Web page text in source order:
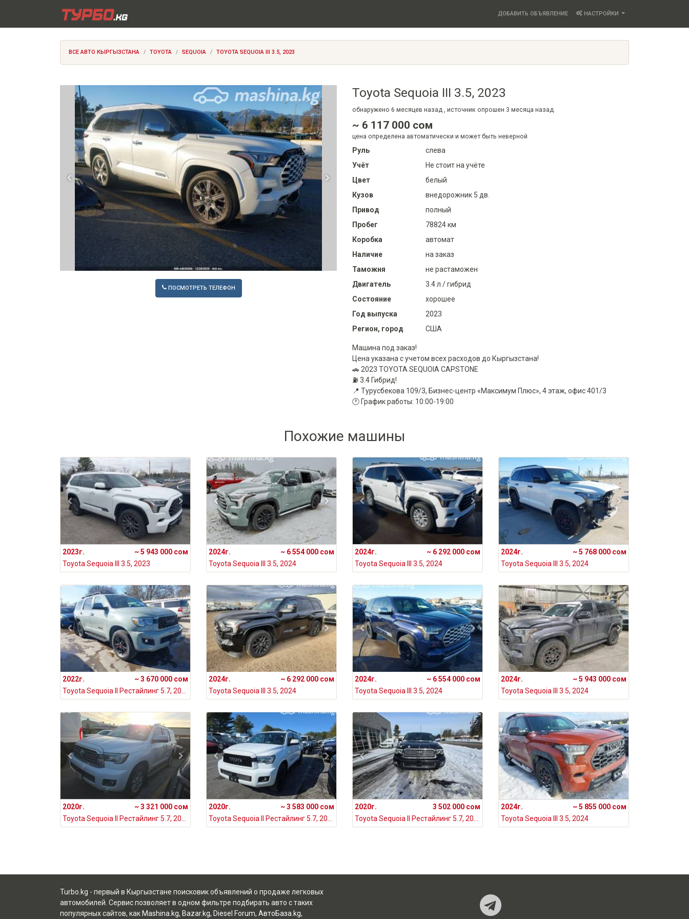
ДОБАВИТЬ ОБЪЯВЛЕНИЕ НАСТРОЙКИ
ВСЕ АВТО КЫРГЫЗСТАНА TOYOTA SEQUOIA TOYOTA SEQUOIA III 3.5, 2023
ПОСМОТРЕТЬ ТЕЛЕФОН
Toyota Sequoia III 3.5, 2023
обнаружено 6 месяцев назад , источник опрошен 3 месяца назад
~ 6 117 000 сом
цена определена автоматически и может быть неверной
Руль
слева
Учёт
Не стоит на учёте
Цвет
белый
Кузов
внедорожник 5 дв.
Привод
полный
Пробег
78824 км
Коробка
автомат
Наличие
на заказ
Таможня
не растаможен
Двигатель
3.4 л / гибрид
Состояние
хорошее
Год выпуска
2023
Регион, город
США
Машина под заказ!
Цена указана с учетом всех расходов до Кыргызстана!
🚗 2023 TOYOTA SEQUOIA CAPSTONE
⛽️ 3.4 Гибрид!
📍 Турусбекова 109/3, Бизнес-центр «Максимум Плюс», 4 этаж, офис 401/3
🕐 График работы: 10:00-19:00
Похожие машины
2023г.
~ 5 943 000 сом
Toyota Sequoia III 3.5, 2023
2024г.
~ 6 554 000 сом
Toyota Sequoia III 3.5, 2024
2024г.
~ 6 292 000 сом
Toyota Sequoia III 3.5, 2024
2024г.
~ 5 768 000 сом
Toyota Sequoia III 3.5, 2024
2022г.
~ 3 670 000 сом
2024г.
~ 6 292 000 сом
Toyota Sequoia III 3.5, 2024
2024г.
~ 6 554 000 сом
Toyota Sequoia III 3.5, 2024
2024г.
~ 5 943 000 сом
Toyota Sequoia III 3.5, 2024
2020г.
~ 3 321 000 сом
2020г.
~ 3 583 000 сом
2020г.
3 502 000 сом
2024г.
~ 5 855 000 сом
Toyota Sequoia III 3.5, 2024
Turbo.kg - первый в Кыргызстане поисковик объявлений о продаже легковых
автомобилей. Сервис позволяет в одном фильтре подбирать авто с таких
популярных сайтов, как Mashina.kg, Bazar.kg, Diesel Forum, АвтоБаза.kg, Наш Telegram-